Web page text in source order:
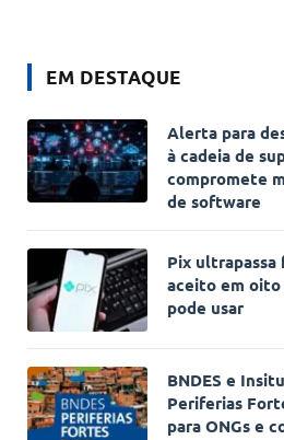
EM DESTAQUE
Alerta para
à cadeia de
compromete
de software
Pix ultrapassa
aceito em oito
pode usar
BNDES e
Periferias
para ONGs e